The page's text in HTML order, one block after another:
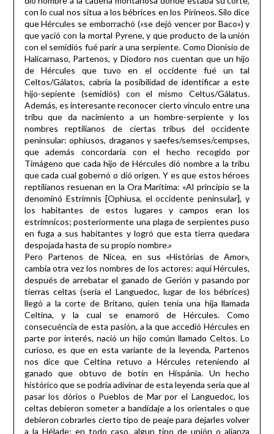
con lo cual nos situa a los bébrices en los Pirineos. Silo dice
que Hércules se emborrachó («se dejó vencer por Baco») y
que yació con la mortal Pyrene, y que producto de la unión
con el semidiós fué parir a una serpiente. Como Dionisio de
Halicarnaso, Partenos, y Diodoro nos cuentan que un hijo
de Hércules que tuvo en el occidente fué un tal
Celtos/Gálatos, cabría la posibilidad de identificar a este
hijo-sepiente (semidiós) con el mismo Celtus/Gálatus.
Además, es interesante reconocer cierto vínculo entre una
tribu que da nacimiento a un hombre-serpiente y los
nombres reptilianos de ciertas tribus del occidente
peninsular: ophiusos, draganos y saefes/semses/cempses,
que además concordaría con el hecho recogido por
Timágeno que cada hijo de Hércules dió nombre a la tribu
que cada cual gobernó o dió origen. Y es que estos héroes
reptilianos resuenan en la Ora Marítima: «Al principio se la
denominó Estrimnis [Ophiusa, el occidente peninsular], y
los habitantes de estos lugares y campos eran los
estrímnicos; posteriormente una plaga de serpientes puso
en fuga a sus habitantes y logró que esta tierra quedara
despojada hasta de su propio nombre.»
Pero Partenos de Nicea, en sus «Histórias de Amor»,
cambia otra vez los nombres de los actores: aquí Hércules,
después de arrebatar el ganado de Gerión y pasando por
tierras celtas (seria el Languedoc, lugar de los bébrices)
llegó a la corte de Britano, quien tenia una hija llamada
Celtina, y la cual se enamoró de Hércules. Como
consecuéncia de esta pasión, a la que accedió Hércules en
parte por interés, nació un hijo común llamado Celtos. Lo
curioso, es que en esta variante de la leyenda, Partenos
nos dice que Celtina retuvo a Hércules reteniendo al
ganado que obtuvo de botín en Hispánia. Un hecho
histórico que se podría adivinar de esta leyenda sería que al
pasar los dórios o Pueblos de Mar por el Languedoc, los
celtas debieron someter a bandidaje a los orientales o que
debieron cobrarles cierto tipo de peaje para dejarles volver
a la Hélade; en todo caso, algun tipo de unión o alianza